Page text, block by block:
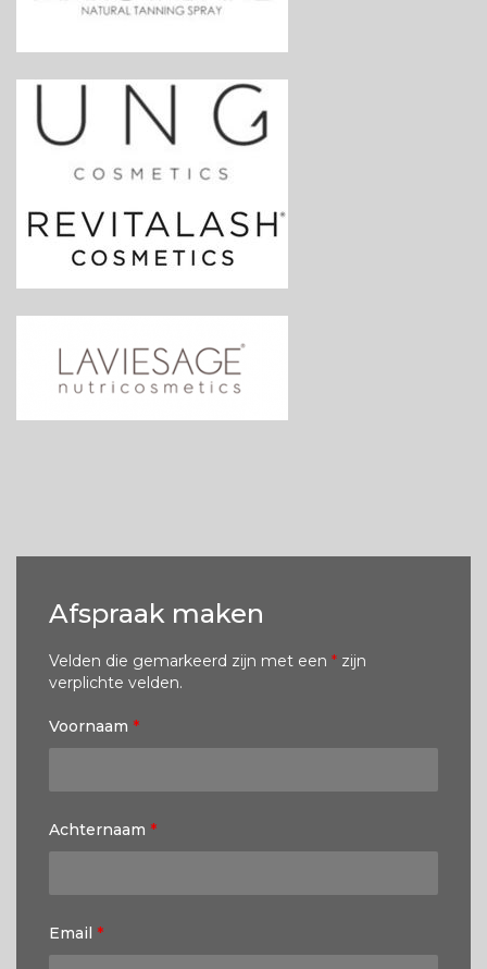
Afspraak maken
Velden die gemarkeerd zijn met een * zijn
verplichte velden.
Voornaam *
Achternaam *
Email *